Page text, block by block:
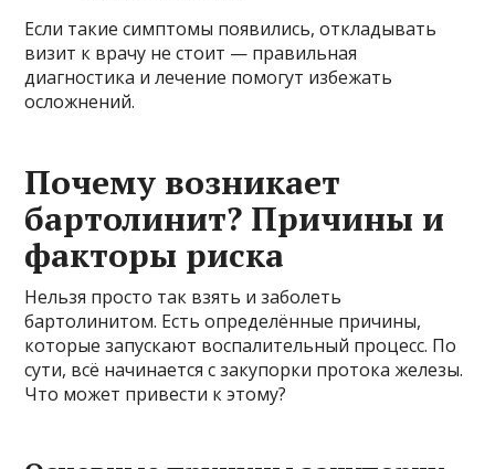
Если такие симптомы появились, откладывать
визит к врачу не стоит — правильная
диагностика и лечение помогут избежать
осложнений.
Почему возникает
бартолинит? Причины и
факторы риска
Нельзя просто так взять и заболеть
бартолинитом. Есть определённые причины,
которые запускают воспалительный процесс. По
сути, всё начинается с закупорки протока железы.
Что может привести к этому?